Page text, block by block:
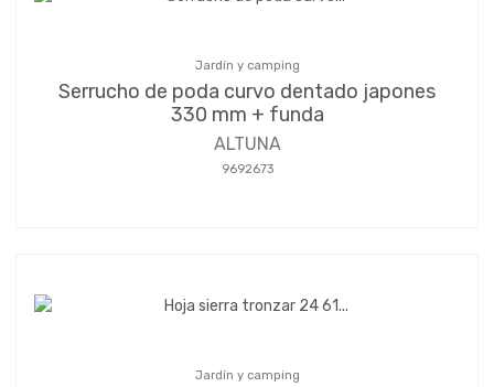
Jardín y camping
Serrucho de poda curvo dentado japones
330 mm + funda
ALTUNA
9692673
Jardín y camping